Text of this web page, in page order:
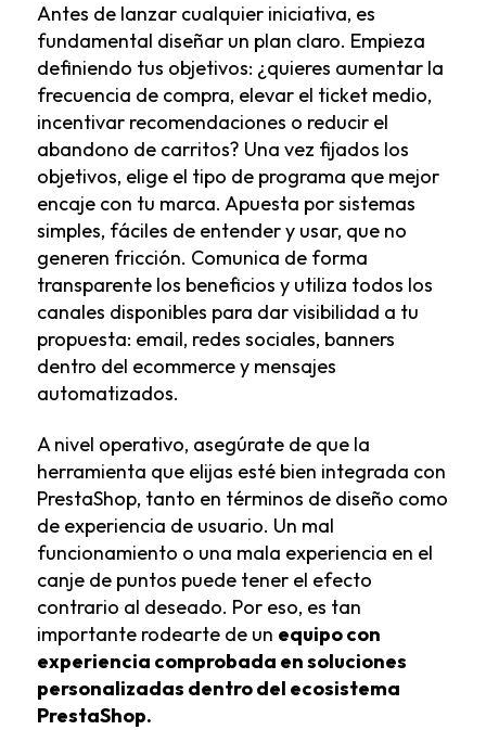
Antes de lanzar cualquier iniciativa, es
fundamental diseñar un plan claro. Empieza
definiendo tus objetivos: ¿quieres aumentar la
frecuencia de compra, elevar el ticket medio,
incentivar recomendaciones o reducir el
abandono de carritos? Una vez fijados los
objetivos, elige el tipo de programa que mejor
encaje con tu marca. Apuesta por sistemas
simples, fáciles de entender y usar, que no
generen fricción. Comunica de forma
transparente los beneficios y utiliza todos los
canales disponibles para dar visibilidad a tu
propuesta: email, redes sociales, banners
dentro del ecommerce y mensajes
automatizados.
A nivel operativo, asegúrate de que la
herramienta que elijas esté bien integrada con
PrestaShop, tanto en términos de diseño como
de experiencia de usuario. Un mal
funcionamiento o una mala experiencia en el
canje de puntos puede tener el efecto
contrario al deseado. Por eso, es tan
importante rodearte de un equipo con
experiencia comprobada en soluciones
personalizadas dentro del ecosistema
PrestaShop.